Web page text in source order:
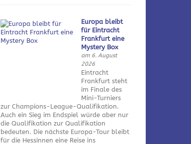
Europa bleibt
für Eintracht
Frankfurt eine
Mystery Box
am 6. August
2026
Eintracht
Frankfurt steht
im Finale des
Mini-Turniers
zur Champions-League-Qualifikation.
Auch ein Sieg im Endspiel würde aber nur
die Qualifikation zur Qualifikation
bedeuten. Die nächste Europa-Tour bleibt
für die Hessinnen eine Reise ins